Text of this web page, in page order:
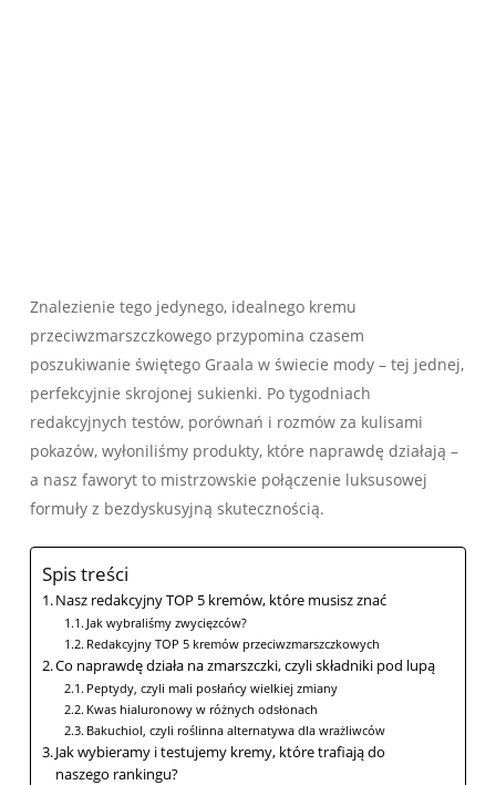
Znalezienie tego jedynego, idealnego kremu
przeciwzmarszczkowego przypomina czasem
poszukiwanie świętego Graala w świecie mody – tej jednej,
perfekcyjnie skrojonej sukienki. Po tygodniach
redakcyjnych testów, porównań i rozmów za kulisami
pokazów, wyłoniliśmy produkty, które naprawdę działają –
a nasz faworyt to mistrzowskie połączenie luksusowej
formuły z bezdyskusyjną skutecznością.
Spis treści
Nasz redakcyjny TOP 5 kremów, które musisz znać
Jak wybraliśmy zwycięzców?
Redakcyjny TOP 5 kremów przeciwzmarszczkowych
Co naprawdę działa na zmarszczki, czyli składniki pod lupą
Peptydy, czyli mali posłańcy wielkiej zmiany
Kwas hialuronowy w różnych odsłonach
Bakuchiol, czyli roślinna alternatywa dla wrażliwców
Jak wybieramy i testujemy kremy, które trafiają do
naszego rankingu?